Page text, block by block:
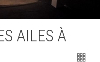
AILES À